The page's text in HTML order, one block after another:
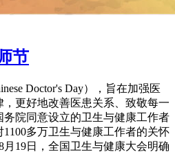
节
Doctor's Day），旨在加强医
更好地改善医患关系、致敬每一
院同意设立的卫生与健康工作者
多万卫生与健康工作者的关怀
月19日，全国卫生与健康大会明确